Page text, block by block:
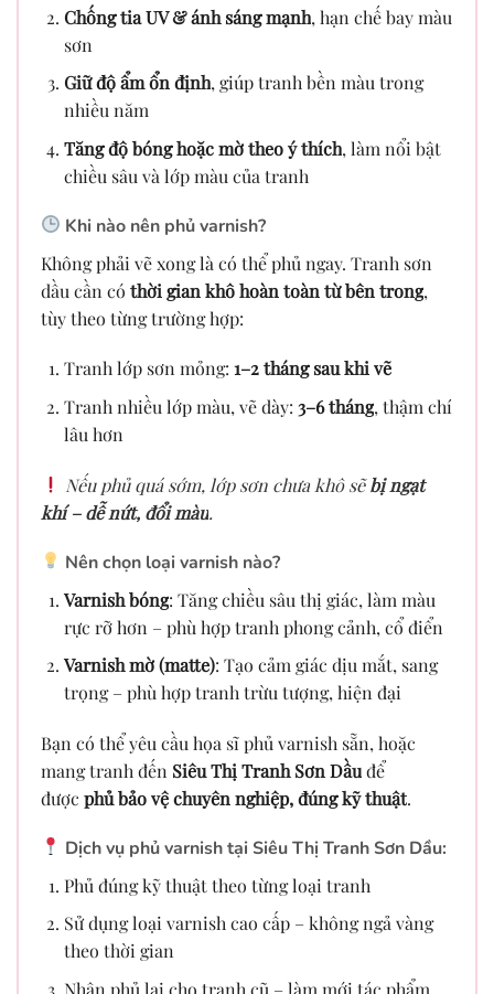
Chống tia UV & ánh sáng mạnh, hạn chế bay màu
sơn
Giữ độ ẩm ổn định, giúp tranh bền màu trong
nhiều năm
Tăng độ bóng hoặc mờ theo ý thích, làm nổi bật
chiều sâu và lớp màu của tranh
Khi nào nên phủ varnish?
Không phải vẽ xong là có thể phủ ngay. Tranh sơn
dầu cần có thời gian khô hoàn toàn từ bên trong,
tùy theo từng trường hợp:
Tranh lớp sơn mỏng: 1–2 tháng sau khi vẽ
Tranh nhiều lớp màu, vẽ dày: 3–6 tháng, thậm chí
lâu hơn
Nếu phủ quá sớm, lớp sơn chưa khô sẽbị ngạt
khí – dễ nứt, đổi màu.
Nên chọn loại varnish nào?
Varnish bóng: Tăng chiều sâu thị giác, làm màu
rực rỡ hơn – phù hợp tranh phong cảnh, cổ điển
Varnish mờ (matte): Tạo cảm giác dịu mắt, sang
trọng – phù hợp tranh trừu tượng, hiện đại
Bạn có thể yêu cầu họa sĩ phủ varnish sẵn, hoặc
mang tranh đến Siêu Thị Tranh Sơn Dầuđể
được phủ bảo vệ chuyên nghiệp, đúng kỹ thuật.
Dịch vụ phủ varnish tại Siêu Thị Tranh Sơn Dầu:
Phủ đúng kỹ thuật theo từng loại tranh
Sử dụng loại varnish cao cấp – không ngả vàng
theo thời gian
Nhận phủ lại cho tranh cũ – làm mới tác phẩm